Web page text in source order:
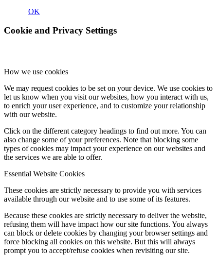
OK
Cookie and Privacy Settings
How we use cookies
We may request cookies to be set on your device. We use cookies to
let us know when you visit our websites, how you interact with us,
to enrich your user experience, and to customize your relationship
with our website.
Click on the different category headings to find out more. You can
also change some of your preferences. Note that blocking some
types of cookies may impact your experience on our websites and
the services we are able to offer.
Essential Website Cookies
These cookies are strictly necessary to provide you with services
available through our website and to use some of its features.
Because these cookies are strictly necessary to deliver the website,
refusing them will have impact how our site functions. You always
can block or delete cookies by changing your browser settings and
force blocking all cookies on this website. But this will always
prompt you to accept/refuse cookies when revisiting our site.